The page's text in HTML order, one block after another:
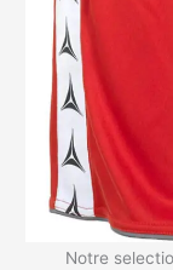
Notre